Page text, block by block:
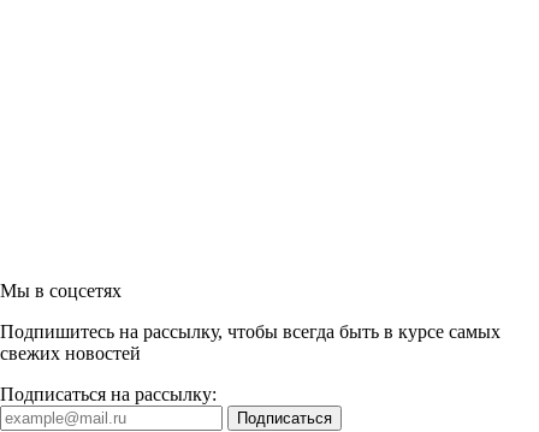
Мы в соцсетях
Подпишитесь на рассылку, чтобы всегда быть в курсе самых
свежих новостей
Подписаться на рассылку: